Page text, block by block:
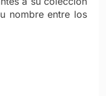
nombre entre los